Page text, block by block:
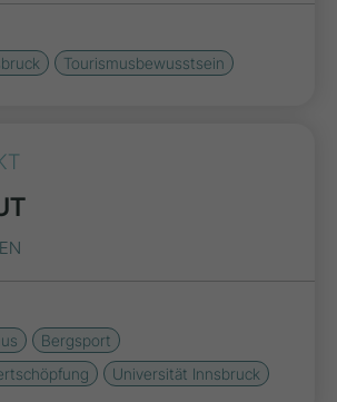
Tourismusbewusstsein
Bergsport
Universität Innsbruck